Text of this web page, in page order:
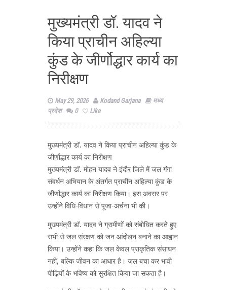
मुख्यमंत्री डॉ. यादव ने
किया प्राचीन अहिल्या
कुंड के जीर्णोद्धार कार्य का
निरीक्षण
May 29, 2026 Kodand Garjana
मध्य
प्रदेश
0 Like
मुख्यमंत्री डॉ. यादव ने किया प्राचीन अहिल्या कुंड के
जीर्णोद्धार कार्य का निरीक्षण
मुख्यमंत्री डॉ. मोहन यादव ने इंदौर जिले में जल गंगा
संवर्धन अभियान के अंतर्गत प्राचीन अहिल्या कुंड के
जीर्णोद्धार कार्य का निरीक्षण किया। इस अवसर पर
उन्होंने विधि-विधान से पूजा-अर्चना भी की।
मुख्यमंत्री डॉ. यादव ने ग्रामीणों को संबोधित करते हुए
सभी से जल संरक्षण को जन आंदोलन बनाने का आह्वान
किया। उन्होंने कहा कि जल केवल प्राकृतिक संसाधन
नहीं, बल्कि जीवन का आधार है। जल बचा कर भावी
पीढ़ियों के भविष्य को सुरक्षित किया जा सकता है।